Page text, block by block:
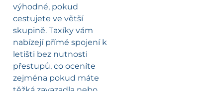
výhodné, pokud
cestujete ve větší
skupině. Taxíky vám
nabízejí přímé spojení k
letišti bez nutnosti
přestupů, co oceníte
zejména pokud máte